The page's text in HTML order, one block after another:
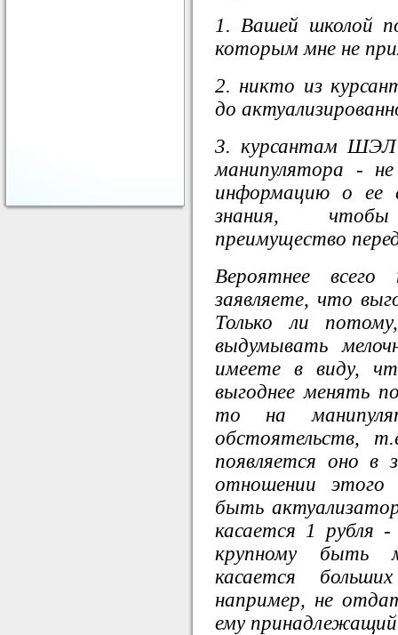
1. Вашей школой
которым мне не
2. никто из
до
3. курсантам ШЭЛ
манипулятора -
информацию о ее
знания,
преимущество
Вероятнее
заявляете, что
Только ли
выдумывать
имеете в виду,
выгоднее менять
то на
обстоятельств,
появляется оно в
отношении этого
быть
касается 1 рубля
крупному быть
касается
например, не
ему принадлежащий